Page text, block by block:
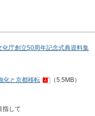
化庁創立50周年記念式典資料集
化と京都移転
（5.5MB）
指して